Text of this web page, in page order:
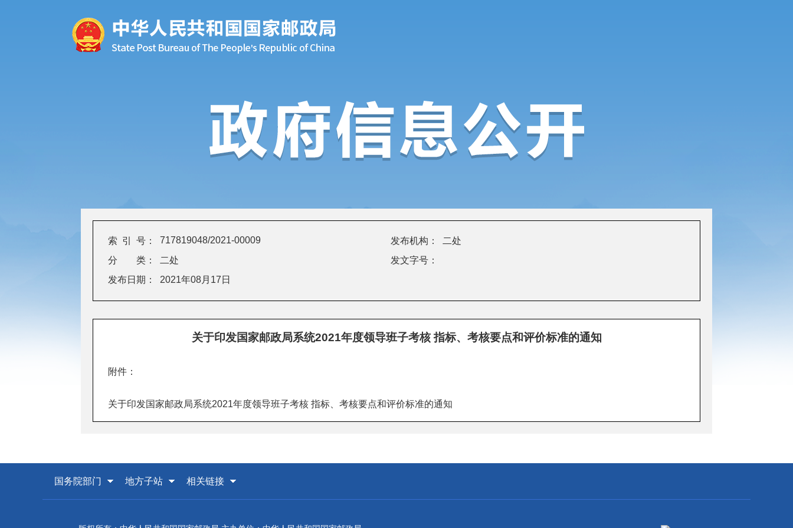
索 引 号： 717819048/2021-00009 发布机构：
二处
分 类：
二处
发文字号：
发布日期：
2021年08月17日
关于印发国家邮政局系统2021年度领导班子考核 指标、考核要点和评价标准的通知
附件：
关于印发国家邮政局系统2021年度领导班子考核 指标、考核要点和评价标准的通知
国务院部门 地方子站 相关链接